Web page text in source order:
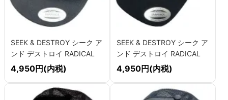
SEEK & DESTROY シーク ア
ンド デストロイ RADICAL
LOGO メッシュキャップ
4,950円(内税)
SEEK & DESTROY シーク ア
ンド デストロイ RADICAL
LOGO メッシュキャップ
4,950円(内税)